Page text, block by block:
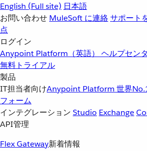
English (Full site) 日本語
お問い合わせ MuleSoft に連絡サポート
点
ログイン
Anypoint Platform（英語） ヘルプセン
無料トライアル
製品
IT担当者向けAnypoint Platform 世界
フォーム
インテグレーション Studio Exchange
API管理
Flex Gateway新着情報